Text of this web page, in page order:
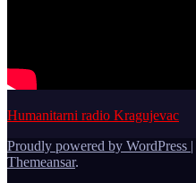
Humanitarni radio Kragujevac
Proudly powered by WordPress |
Themeansar.